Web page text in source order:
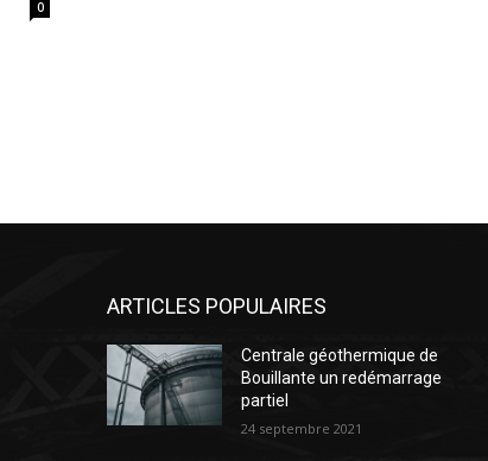
0
ARTICLES POPULAIRES
Centrale géothermique de
Bouillante un redémarrage
partiel
24 septembre 2021